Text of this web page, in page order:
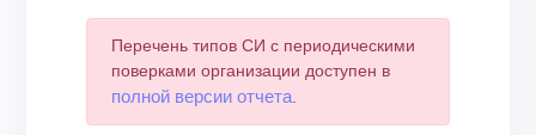
Перечень типов СИ с периодическими
поверками организации доступен в
полной версии отчета.